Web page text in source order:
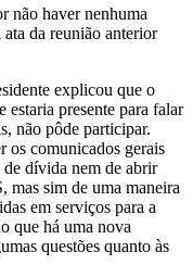
não haver nenhuma
da reunião anterior
explicou que o
presente para falar
não pôde participar.
os comunicados gerais
de dívida nem de abrir
mas sim de uma maneira
em serviços para a
que há uma nova
questões quanto às